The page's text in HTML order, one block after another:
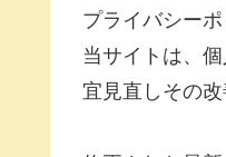
プライバシー
当サイトは、
宜見直しその改